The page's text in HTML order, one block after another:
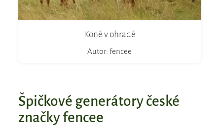
Koně v ohradě
Autor: fencee
Špičkové generátory české
značky fencee